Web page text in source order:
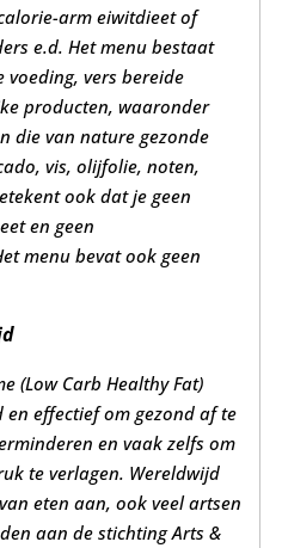
arm eiwitdieet of
e.d. Het menu bestaat
vers bereide
producten, waaronder
die van nature gezonde
vis, olijfolie, noten,
ook dat je geen
en geen
menu bevat ook geen
(Low Carb Healthy Fat)
en effectief om gezond af te
en vaak zelfs om
te verlagen. Wereldwijd
eten aan, ook veelartsen
aan de stichting Arts &